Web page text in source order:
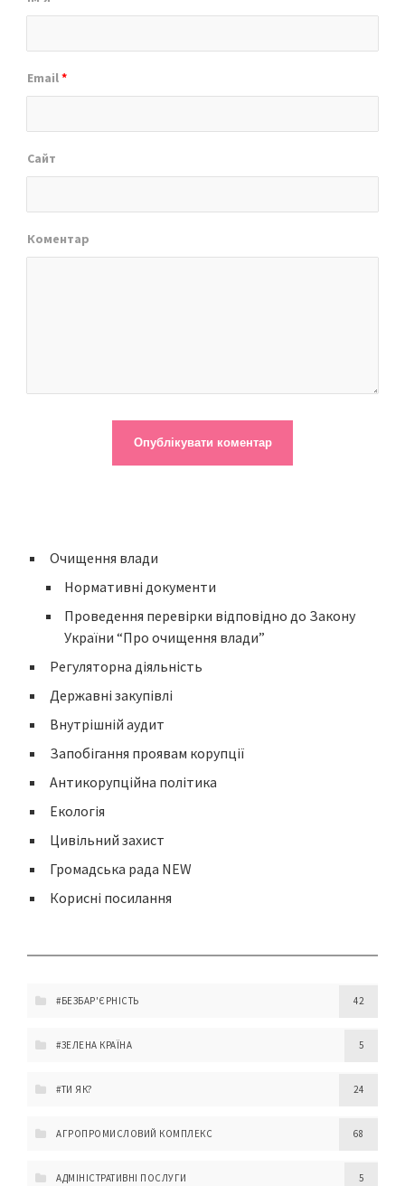
Email*
Сайт
Коментар
Очищення влади
Нормативні документи
Проведення перевірки відповідно до Закону
України “Про очищення влади”
Регуляторна діяльність
Державні закупівлі
Внутрішній аудит
Запобігання проявам корупції
Антикорупційна політика
Екологія
Цивільний захист
Громадська рада NEW
Корисні посилання
#БЕЗБАР'ЄРНІСТЬ 42
#ЗЕЛЕНА КРАЇНА 5
#ТИ ЯК? 24
АГРОПРОМИСЛОВИЙ КОМПЛЕКС 68
АДМІНІСТРАТИВНІ ПОСЛУГИ 5